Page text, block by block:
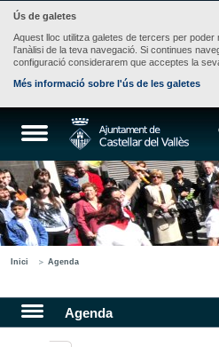
Ús de galetes
Aquest lloc utilitza galetes de tercers per
l'anàlisi de la teva navegació. Si continues
configuració considerarem que acceptes la
Més informació sobre l'ús de les galetes
Inici Agenda
Agenda